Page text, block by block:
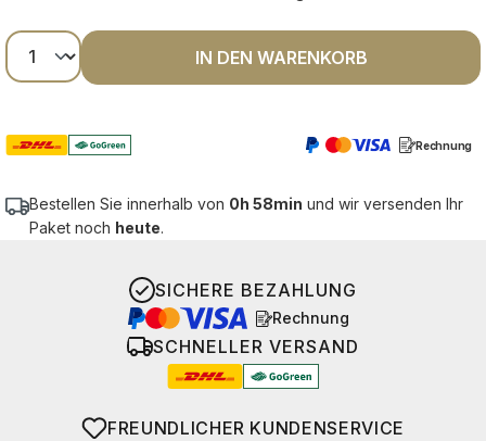
Produkt Anzahl: Gib den gewünschten
IN DEN WARENKORB
Rechnung
Bestellen Sie innerhalb von 0h 58min und wir versenden Ihr
Paket noch heute.
SICHERE BEZAHLUNG
Rechnung
SCHNELLER VERSAND
FREUNDLICHER KUNDENSERVICE